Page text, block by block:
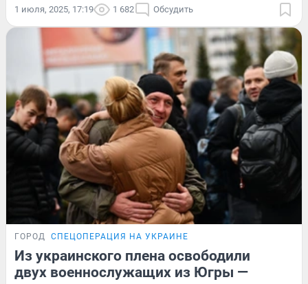
1 июля, 2025, 17:19 1 682 Обсудить
ГОРОД СПЕЦОПЕРАЦИЯ НА УКРАИНЕ
Из украинского плена освободили
двух военнослужащих из Югры —